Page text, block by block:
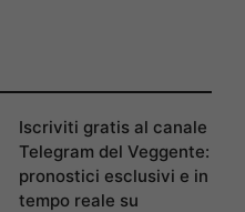
Iscriviti gratis al canale
Telegram del Veggente:
pronostici esclusivi e in
tempo reale su